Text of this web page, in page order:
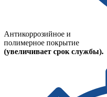
Антикоррозийное и
полимерное покрытие
(увеличивает срок службы).